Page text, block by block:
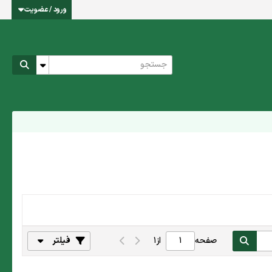
ورود / عضویت
صفحه از1 فیلتر